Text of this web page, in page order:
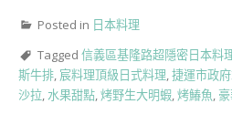
Posted in 日本料理
Tagged 信義區基隆路超隱密日本料
斯牛排, 宸料理頂級日式料理,捷運市政
沙拉,水果甜點,烤野生大明蝦,烤鰆魚,